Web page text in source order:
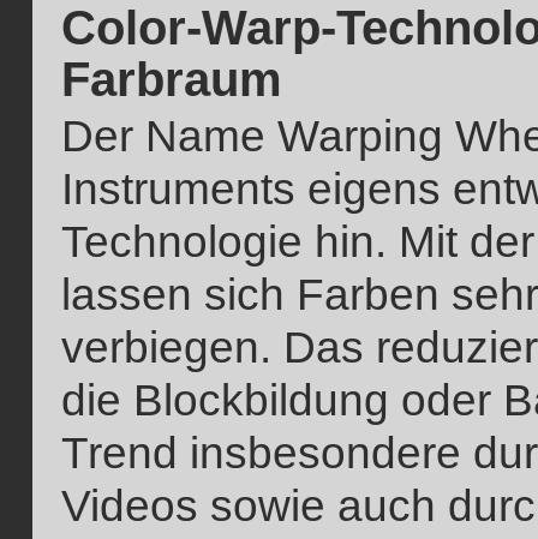
Color-Warp-
Farbraum
Der Name Warping
Instruments eigens
Technologie hin. Mit
lassen sich Farben
verbiegen. Das
die Blockbildung oder
Trend insbesondere
Videos sowie auch